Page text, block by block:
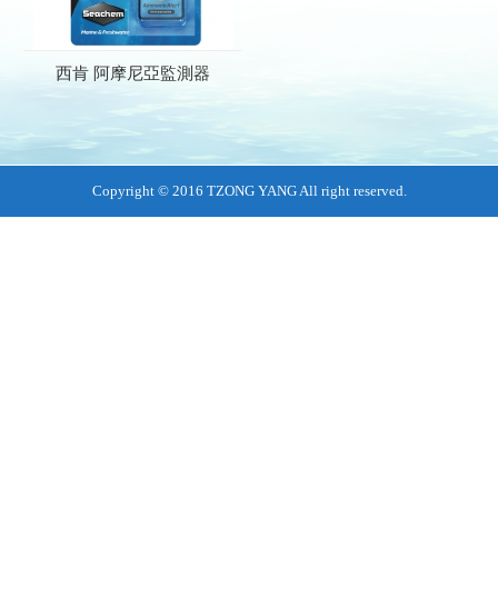
西肯 阿摩尼亞監測器
Copyright © 2016 TZONG YANG All right reserved.